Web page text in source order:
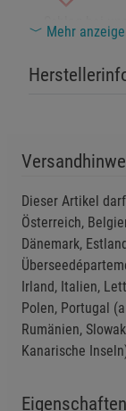
Ionen-Akku
oder erhitzen.
Gerät
eigenständig
Stromschlag
Nur
aufladen (nur
Mehr
Dieser Artikel
Österreich,
Dänemark,
Irland, Italien,
Polen, Portugal
Rumänien,
Kanarische
Eigenschaften
Einstellungen
Beschreibung
Beschreibung
Statistik